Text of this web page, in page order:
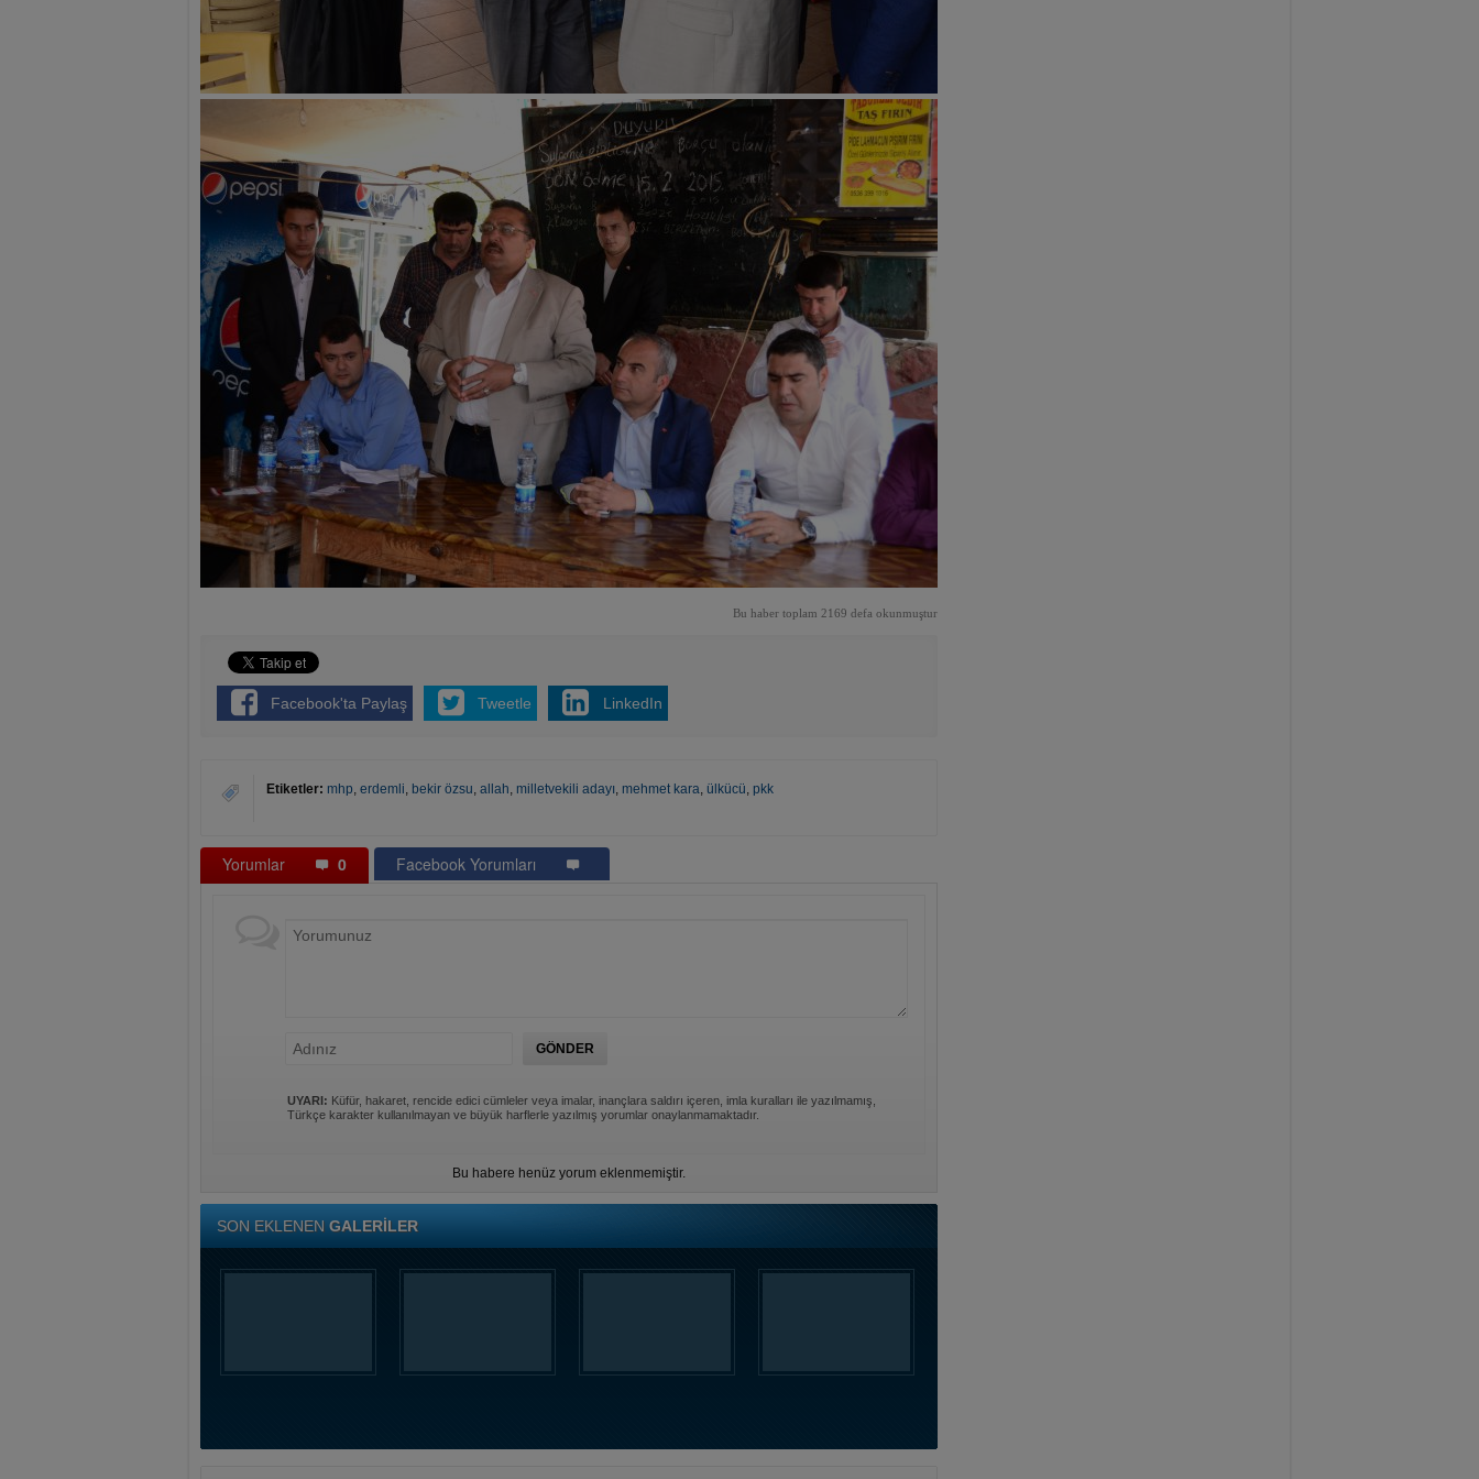
Bu haber toplam 2169 defa okunmuştur
Facebook'ta Paylaş Tweetle LinkedIn
Etiketler: mhp, erdemli, bekir özsu, allah, milletvekili adayı, mehmet kara, ülkücü, pkk
Yorumlar 0 Facebook Yorumları
UYARI: Küfür, hakaret, rencide edici cümleler veya imalar, inançlara saldırı içeren, imla kuralları ile yazılmamış,
Türkçe karakter kullanılmayan ve büyük harflerle yazılmış yorumlar onaylanmamaktadır.
Bu habere henüz yorum eklenmemiştir.
SON EKLENEN GALERİLER